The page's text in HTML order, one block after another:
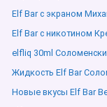
Elf Bar с экраном
Elf Bar с никотином
elfliq 30ml
Жидкость Elf Bar
Новые вкусы Elf Bar